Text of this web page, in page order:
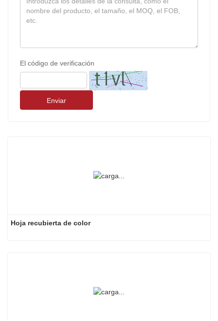
El código de verificación
Enviar
Hoja recubierta de color